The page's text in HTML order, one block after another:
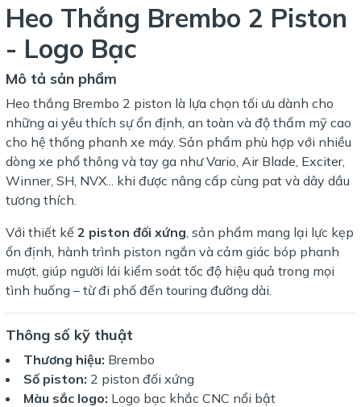
Heo Thắng Brembo 2 Piston
- Logo Bạc
Mô tả sản phẩm
Heo thắng Brembo 2 piston là lựa chọn tối ưu dành cho
những ai yêu thích sự ổn định, an toàn và độ thẩm mỹ cao
cho hệ thống phanh xe máy. Sản phẩm phù hợp với nhiều
dòng xe phổ thông và tay ga như Vario, Air Blade, Exciter,
Winner, SH, NVX... khi được nâng cấp cùng pat và dây dầu
tương thích.
Với thiết kế 2 piston đối xứng , sản phẩm mang lại lực kẹp
ổn định, hành trình piston ngắn và cảm giác bóp phanh
mượt, giúp người lái kiểm soát tốc độ hiệu quả trong mọi
tình huống – từ đi phố đến touring đường dài.
Thông số kỹ thuật
Thương hiệu: Brembo
Số piston: 2 piston đối xứng
Màu sắc logo: Logo bạc khắc CNC nổi bật